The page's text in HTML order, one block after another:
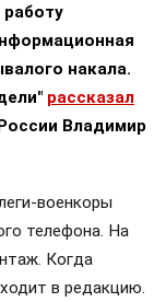
накала.
рассказал
Владимир
военкоры
телефона. На
Когда
в редакцию.